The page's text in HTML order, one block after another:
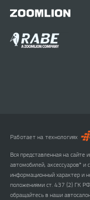
Работает на технологиях
Вся представленная на
автомобилей, аксессуаров* и
информационный характер и
положениями ст. 437 (2) ГК
обращайтесь в наши